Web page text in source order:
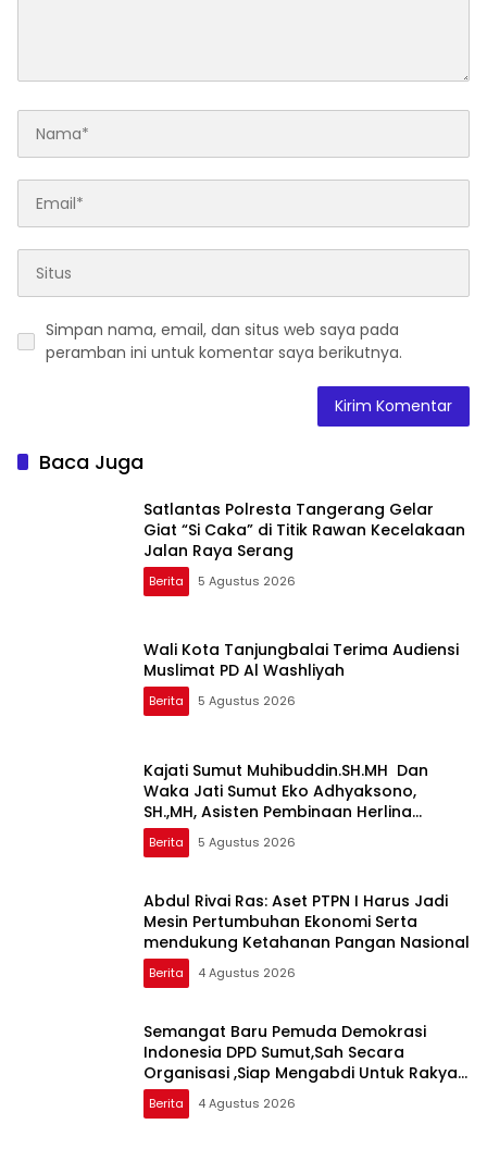
Simpan nama, email, dan situs web saya pada
peramban ini untuk komentar saya berikutnya.
Baca Juga
Satlantas Polresta Tangerang Gelar
Giat “Si Caka” di Titik Rawan Kecelakaan
Jalan Raya Serang
Berita 5 Agustus 2026
Wali Kota Tanjungbalai Terima Audiensi
Muslimat PD Al Washliyah
Berita 5 Agustus 2026
Kajati Sumut Muhibuddin.SH.MH Dan
Waka Jati Sumut Eko Adhyaksono,
SH.,MH, Asisten Pembinaan Herlina
setyorini dan Asintel Irfan Wibowo,Sidak
Kajari Medan
Berita 5 Agustus 2026
Abdul Rivai Ras: Aset PTPN I Harus Jadi
Mesin Pertumbuhan Ekonomi Serta
mendukung Ketahanan Pangan Nasional
Berita 4 Agustus 2026
Semangat Baru Pemuda Demokrasi
Indonesia DPD Sumut,Sah Secara
Organisasi ,Siap Mengabdi Untuk Rakyat
Dan Indonesia
Berita 4 Agustus 2026